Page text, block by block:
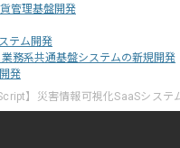
管理基盤開発
テム開発
務系共通基盤システムの新規開発
発
】災害情報可視化SaaSシステ